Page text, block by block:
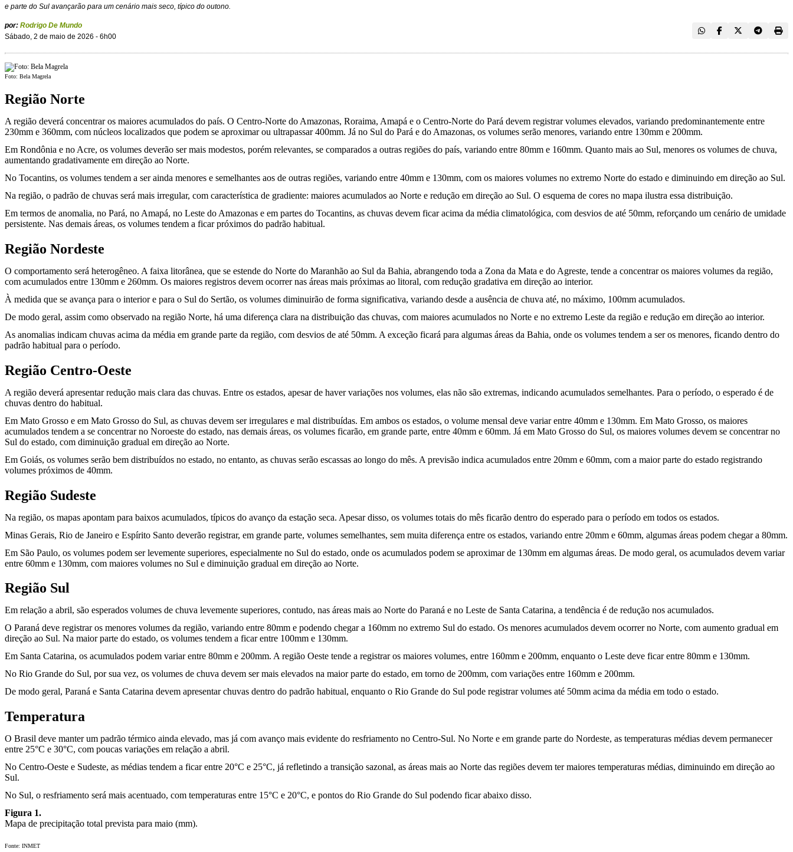
e parte do Sul avançarão para um cenário mais seco, típico do outono.
por: Rodrigo De Mundo
Sábado, 2 de maio de 2026 - 6h00
Foto: Bela Magrela
Região Norte
A região deverá concentrar os maiores acumulados do país. O Centro-Norte do Amazonas, Roraima, Amapá e o Centro-Norte do Pará devem registrar volumes elevados, variando predominantemente entre
230mm e 360mm, com núcleos localizados que podem se aproximar ou ultrapassar 400mm. Já no Sul do Pará e do Amazonas, os volumes serão menores, variando entre 130mm e 200mm.
Em Rondônia e no Acre, os volumes deverão ser mais modestos, porém relevantes, se comparados a outras regiões do país, variando entre 80mm e 160mm. Quanto mais ao Sul, menores os volumes de chuva,
aumentando gradativamente em direção ao Norte.
No Tocantins, os volumes tendem a ser ainda menores e semelhantes aos de outras regiões, variando entre 40mm e 130mm, com os maiores volumes no extremo Norte do estado e diminuindo em direção ao Sul.
Na região, o padrão de chuvas será mais irregular, com característica de gradiente: maiores acumulados ao Norte e redução em direção ao Sul. O esquema de cores no mapa ilustra essa distribuição.
Em termos de anomalia, no Pará, no Amapá, no Leste do Amazonas e em partes do Tocantins, as chuvas devem ficar acima da média climatológica, com desvios de até 50mm, reforçando um cenário de umidade
persistente. Nas demais áreas, os volumes tendem a ficar próximos do padrão habitual.
Região Nordeste
O comportamento será heterogêneo. A faixa litorânea, que se estende do Norte do Maranhão ao Sul da Bahia, abrangendo toda a Zona da Mata e do Agreste, tende a concentrar os maiores volumes da região,
com acumulados entre 130mm e 260mm. Os maiores registros devem ocorrer nas áreas mais próximas ao litoral, com redução gradativa em direção ao interior.
À medida que se avança para o interior e para o Sul do Sertão, os volumes diminuirão de forma significativa, variando desde a ausência de chuva até, no máximo, 100mm acumulados.
De modo geral, assim como observado na região Norte, há uma diferença clara na distribuição das chuvas, com maiores acumulados no Norte e no extremo Leste da região e redução em direção ao interior.
As anomalias indicam chuvas acima da média em grande parte da região, com desvios de até 50mm. A exceção ficará para algumas áreas da Bahia, onde os volumes tendem a ser os menores, ficando dentro do
padrão habitual para o período.
Região Centro-Oeste
A região deverá apresentar redução mais clara das chuvas. Entre os estados, apesar de haver variações nos volumes, elas não são extremas, indicando acumulados semelhantes. Para o período, o esperado é de
chuvas dentro do habitual.
Em Mato Grosso e em Mato Grosso do Sul, as chuvas devem ser irregulares e mal distribuídas. Em ambos os estados, o volume mensal deve variar entre 40mm e 130mm. Em Mato Grosso, os maiores
acumulados tendem a se concentrar no Noroeste do estado, nas demais áreas, os volumes ficarão, em grande parte, entre 40mm e 60mm. Já em Mato Grosso do Sul, os maiores volumes devem se concentrar no
Sul do estado, com diminuição gradual em direção ao Norte.
Em Goiás, os volumes serão bem distribuídos no estado, no entanto, as chuvas serão escassas ao longo do mês. A previsão indica acumulados entre 20mm e 60mm, com a maior parte do estado registrando
volumes próximos de 40mm.
Região Sudeste
Na região, os mapas apontam para baixos acumulados, típicos do avanço da estação seca. Apesar disso, os volumes totais do mês ficarão dentro do esperado para o período em todos os estados.
Minas Gerais, Rio de Janeiro e Espírito Santo deverão registrar, em grande parte, volumes semelhantes, sem muita diferença entre os estados, variando entre 20mm e 60mm, algumas áreas podem chegar a 80mm.
Em São Paulo, os volumes podem ser levemente superiores, especialmente no Sul do estado, onde os acumulados podem se aproximar de 130mm em algumas áreas. De modo geral, os acumulados devem variar
entre 60mm e 130mm, com maiores volumes no Sul e diminuição gradual em direção ao Norte.
Região Sul
Em relação a abril, são esperados volumes de chuva levemente superiores, contudo, nas áreas mais ao Norte do Paraná e no Leste de Santa Catarina, a tendência é de redução nos acumulados.
O Paraná deve registrar os menores volumes da região, variando entre 80mm e podendo chegar a 160mm no extremo Sul do estado. Os menores acumulados devem ocorrer no Norte, com aumento gradual em
direção ao Sul. Na maior parte do estado, os volumes tendem a ficar entre 100mm e 130mm.
Em Santa Catarina, os acumulados podem variar entre 80mm e 200mm. A região Oeste tende a registrar os maiores volumes, entre 160mm e 200mm, enquanto o Leste deve ficar entre 80mm e 130mm.
No Rio Grande do Sul, por sua vez, os volumes de chuva devem ser mais elevados na maior parte do estado, em torno de 200mm, com variações entre 160mm e 200mm.
De modo geral, Paraná e Santa Catarina devem apresentar chuvas dentro do padrão habitual, enquanto o Rio Grande do Sul pode registrar volumes até 50mm acima da média em todo o estado.
Temperatura
O Brasil deve manter um padrão térmico ainda elevado, mas já com avanço mais evidente do resfriamento no Centro-Sul. No Norte e em grande parte do Nordeste, as temperaturas médias devem permanecer
entre 25°C e 30°C, com poucas variações em relação a abril.
No Centro-Oeste e Sudeste, as médias tendem a ficar entre 20°C e 25°C, já refletindo a transição sazonal, as áreas mais ao Norte das regiões devem ter maiores temperaturas médias, diminuindo em direção ao
Sul.
No Sul, o resfriamento será mais acentuado, com temperaturas entre 15°C e 20°C, e pontos do Rio Grande do Sul podendo ficar abaixo disso.
Figura 1.
Mapa de precipitação total prevista para maio (mm).
Fonte: INMET